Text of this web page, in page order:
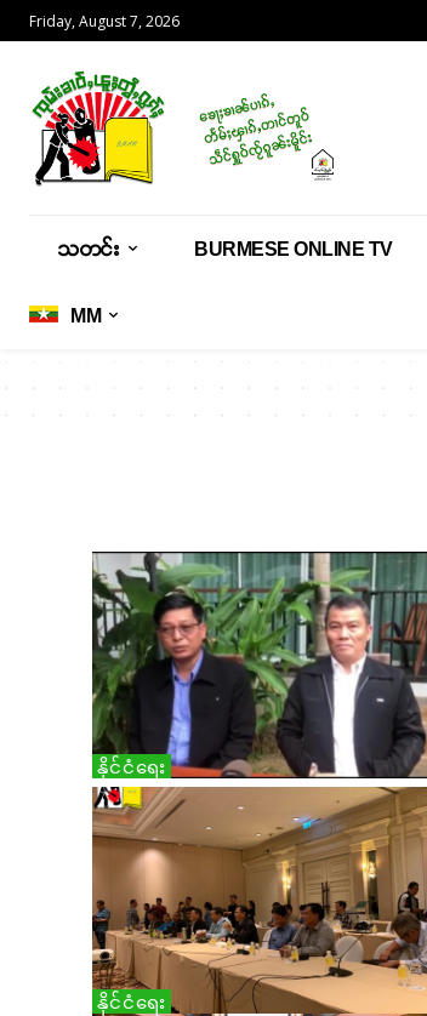
Friday, August 7, 2026
သတင်း BURMESE ONLINE TV
MM
နိုင်ငံရေး
နိုင်ငံရေး